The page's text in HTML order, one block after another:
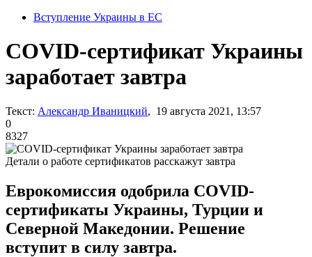
Вступление Украины в ЕС
COVID-сертификат Украины
заработает завтра
Текст: Александр Иваницкий, 19 августа 2021, 13:57
0
8327
Детали о работе сертификатов расскажут завтра
Еврокомиссия одобрила COVID-
сертификаты Украины, Турции и
Северной Македонии. Решение
вступит в силу завтра.